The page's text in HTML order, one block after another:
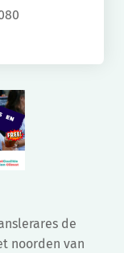
de
noorden van